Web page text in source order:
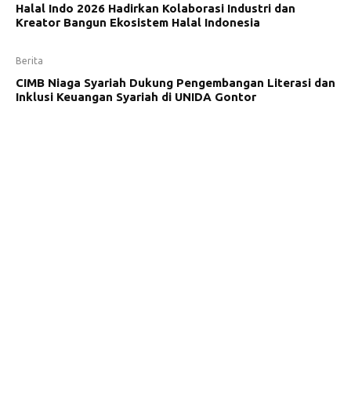
Halal Indo 2026 Hadirkan Kolaborasi Industri dan
Kreator Bangun Ekosistem Halal Indonesia
Berita
CIMB Niaga Syariah Dukung Pengembangan Literasi dan
Inklusi Keuangan Syariah di UNIDA Gontor